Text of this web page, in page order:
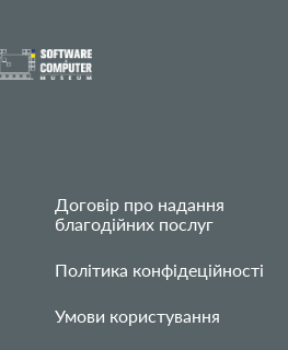
Договір про надання
благодійних послуг
Політика конфідеційності
Умови користування